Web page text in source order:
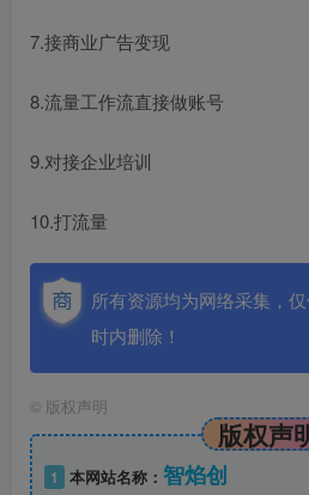
7.接商业广告变现
8.流量工作流直接做账号
9.对接企业培训
10.打流量
所有资源均为网络采集，
时内删除！
© 版权声明
版权声
1 本网站名称： 智焰创